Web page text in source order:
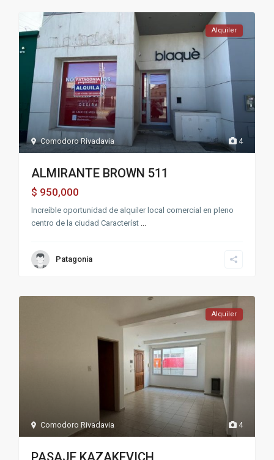
4
Comodoro Rivadavia
Alquiler
ALMIRANTE BROWN 511
$ 950,000
Increíble oportunidad de alquiler local comercial en pleno
centro de la ciudad Característ
Patagonia
4
Comodoro Rivadavia
Alquiler
PASAJE KAZAKEVICH